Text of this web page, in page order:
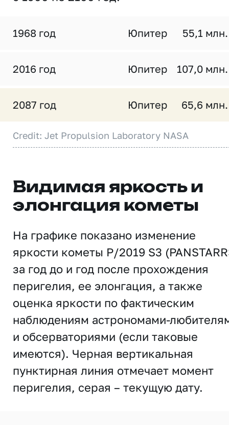
1968 год Юпитер 55,1
2016 год Юпитер 107,0
2087 год Юпитер 65,6
Credit: Jet Propulsion Laboratory NASA
Видимая яркость и
элонгация кометы
На графике показано изменение
яркости кометы P/2019 S3
за год до и год после прохождения
перигелия, ее элонгация, а также
оценка яркости по фактическим
наблюдениям астрономами-
и обсерваториями (если таковые
имеются). Черная вертикальная
пунктирная линия отмечает момент
перигелия, серая – текущую дату.